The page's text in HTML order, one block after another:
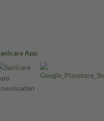
App